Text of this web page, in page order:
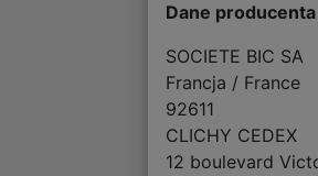
Dane producenta
SOCIETE BIC SA
Francja / France
92611
CLICHY CEDEX
12 boulevard